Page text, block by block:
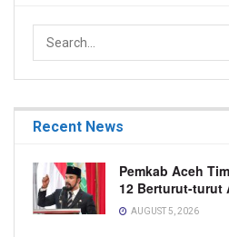
Recent News
Pemkab Aceh
12 Berturut-turut
AUGUST 5, 2026